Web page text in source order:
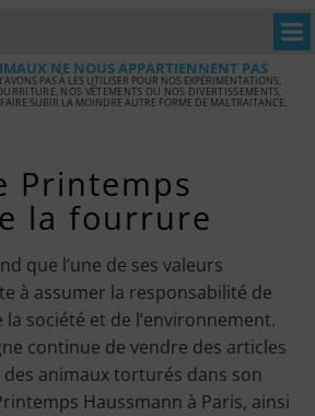
NE NOUS APPARTIENNENT PAS
PAS À LES UTILISER POUR NOS EXPÉRIMENTATIONS,
NOS VÊTEMENTS OU NOS DIVERTISSEMENTS,
SUBIR LA MOINDRE AUTRE FORME DE MALTRAITANCE.
Printemps
la fourrure
que l’une de ses valeurs
à assumer la responsabilité de
la société et de l’environnement.
continue de vendre des articles
animaux torturés dans son
Haussmann à Paris, ainsi